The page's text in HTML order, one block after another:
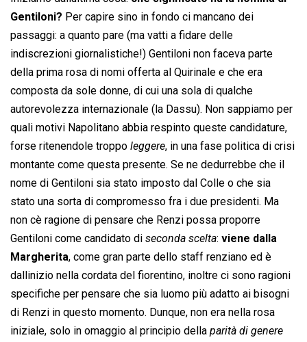
k
p
n
k
Gentiloni? Per capire sino in fondo ci mancano dei
passaggi: a quanto pare (ma vatti a fidare delle
indiscrezioni giornalistiche!) Gentiloni non faceva parte
della prima rosa di nomi offerta al Quirinale e che era
composta da sole donne, di cui una sola di qualche
autorevolezza internazionale (la Dassu). Non sappiamo per
quali motivi Napolitano abbia respinto queste candidature,
forse ritenendole troppo  leggere, in una fase politica di crisi
montante come questa presente. Se ne dedurrebbe che il
nome di Gentiloni sia stato imposto dal Colle o che sia
stato una sorta di compromesso fra i due presidenti. Ma
non cè ragione di pensare che Renzi possa proporre
Gentiloni come candidato di  seconda scelta: viene dalla
Margherita, come gran parte dello staff renziano ed è
dallinizio nella cordata del fiorentino, inoltre ci sono ragioni
specifiche per pensare che sia luomo più adatto ai bisogni
di Renzi in questo momento. Dunque, non era nella rosa
iniziale, solo in omaggio al principio della  parità di genere